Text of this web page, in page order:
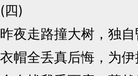
(四)
昨夜走路撞大树，独
衣帽全丢真后悔，为